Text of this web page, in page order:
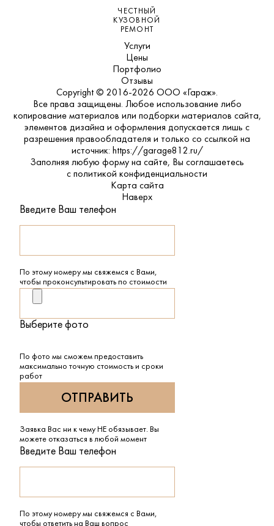
ЧЕСТНЫЙ
КУЗОВНОЙ
РЕМОНТ
Услуги
Цены
Портфолио
Отзывы
Copyright © 2016-2026 ООО «Гараж».
Все права защищены. Любое использование либо
копирование материалов или подборки материалов сайта,
элементов дизайна и оформления допускается лишь с
разрешения правообладателя и только со ссылкой на
источник: https://garage812.ru/
Заполняя любую форму на сайте, Вы соглашаетесь
с политикой конфиденциальности
Карта сайта
Наверх
Введите Ваш телефон
По этому номеру мы свяжемся с Вами,
чтобы проконсультировать по стоимости
Выберите фото
По фото мы сможем предоставить
максимально точную стоимость и сроки
работ
Заявка Вас ни к чему НЕ обязывает. Вы
можете отказаться в любой момент
Введите Ваш телефон
По этому номеру мы свяжемся с Вами,
чтобы ответить на Ваш вопрос